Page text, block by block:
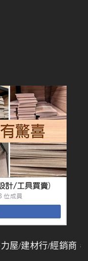
作深度圖 2、介紹製圖網
[…]
建材行/經銷商，歡